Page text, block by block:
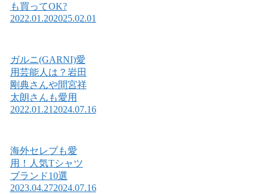
も買ってOK?
2022.01.202025.02.01
ガルニ(GARNI)愛
用芸能人は？岩田
剛典さんや間宮祥
太朗さんも愛用
2022.01.21 2024.07.16
海外セレブも愛
用！人気Tシャツ
ブランド10選
2023.04.272024.07.16